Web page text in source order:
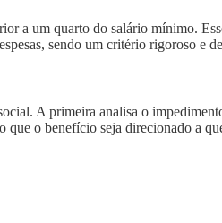
a um quarto do salário mínimo.
sendo um critério rigoroso e
A primeira analisa o
que o benefício seja direcionado a